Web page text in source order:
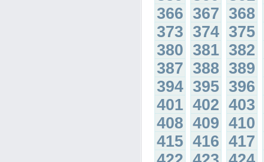
366 367 368
373 374 375
380 381 382
387 388 389
394 395 396
401 402 403
408 409 410
415 416 417